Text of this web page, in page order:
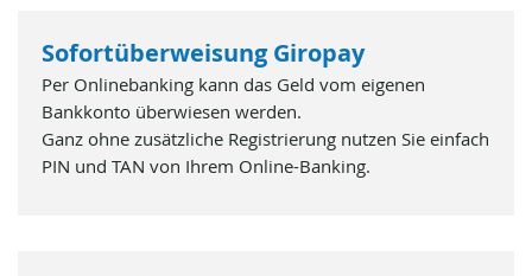
Sofortüberweisung Giropay
Per Onlinebanking kann das Geld vom eigenen
Bankkonto überwiesen werden.
Ganz ohne zusätzliche Registrierung nutzen Sie einfach
PIN und TAN von Ihrem Online-Banking.